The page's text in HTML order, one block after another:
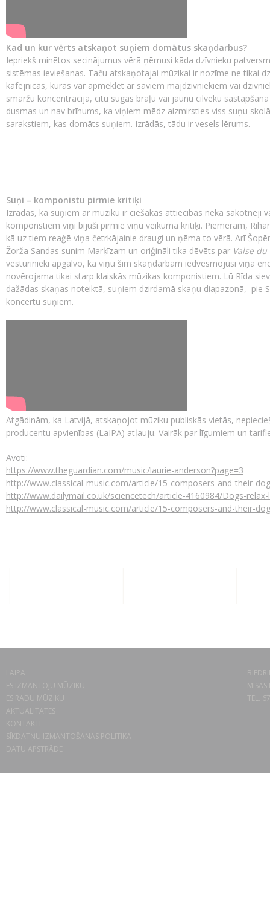
Kad un kur vērts atskaņot suņiem domātus skaņdarbus?
Iepriekš minētos secinājumus vērā ņēmusi kāda dzīvnieku
sistēmas ieviešanas. Taču atskaņotajai mūzikai ir nozīme ne tikai
kafejnīcās, kuras var apmeklēt ar saviem mājdzīvniekiem vai
smaržu koncentrācija, citu sugas brāļu vai jaunu cilvēku
dusmas un nav brīnums, ka viņiem mēdz aizmirsties viss suņu
sarakstiem, kas domāts suņiem. Izrādās, tādu ir vesels lērums.
Suņi – komponistu pirmie kritiķi
Izrādās, ka suņiem ar mūziku ir ciešākas attiecības nekā sākotnēji
komponstiem viņi bijuši pirmie viņu veikuma kritiķi. Piemēram,
kā uz tiem reaģē viņa četrkājainie draugi un ņēma to vērā. Arī
Žorža Sandas sunim Marķīzam un oriģināli tika dēvēts par Valse
vēsturinieki apgalvo, ka viņu šim skaņdarbam iedvesmojusi viņa
novērojama tikai starp klaiskās mūzikas komponistiem. Lū Rīda
dažādas skaņas noteiktā, suņiem dzirdamā skaņu diapazonā, pie
koncertu suņiem.
Atgādinām, ka Latvijā, atskaņojot mūziku publiskās vietās,
producentu apvienības (LaIPA) atļauju. Vairāk par līgumiem un
Avoti:
https://www.theguardian.com/music/laurie-anderson?page=3
http://www.classical-music.com/article/15-composers-and-their-
http://www.dailymail.co.uk/sciencetech/article-4160984/Dogs-
http://www.classical-music.com/article/15-composers-and-their-
LAIPA
ES IZMANTOJU MŪZIKU
ES RADU MŪZIKU
AKTUALITĀTES
KONTAKTI
SĪKDATŅU IZMANTOŠANAS POLITIKA
DATU APSTRĀDE
TEL.